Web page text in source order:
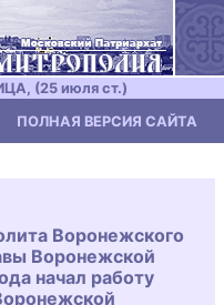
(25 июля ст.)
ПОЛНАЯ ВЕРСИЯ САЙТА
Воронежского
Воронежской
начал работу